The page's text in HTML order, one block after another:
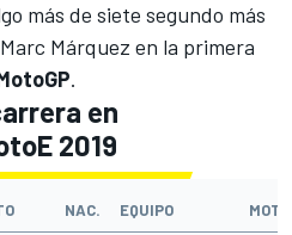
más de siete segundo más
Márquez en la primera
.
en
2019
NAC. EQUIPO MOTO